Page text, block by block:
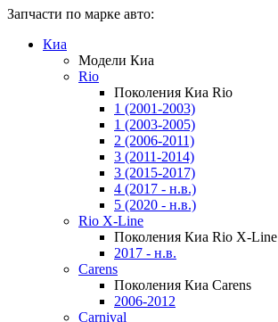
Запчасти по марке авто:
Киа
Модели Киа
Rio
Поколения Киа Rio
1 (2001-2003)
1 (2003-2005)
2 (2006-2011)
3 (2011-2014)
3 (2015-2017)
4 (2017 - н.в.)
5 (2020 - н.в.)
Rio X-Line
Поколения Киа Rio X-Line
2017 - н.в.
Carens
Поколения Киа Carens
2006-2012
Carnival